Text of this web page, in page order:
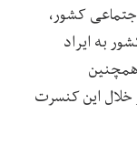
کشور،
به ایراد
این کنسرت